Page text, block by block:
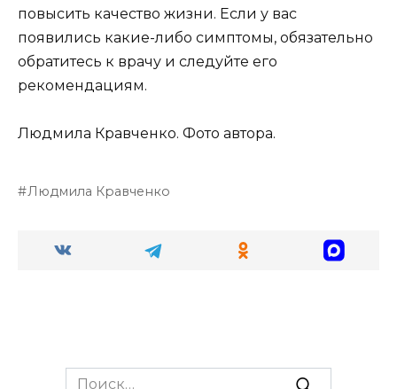
повысить качество жизни. Если у вас
появились какие-либо симптомы, обязательно
обратитесь к врачу и следуйте его
рекомендациям.
Людмила Кравченко. Фото автора.
Людмила Кравченко
Search